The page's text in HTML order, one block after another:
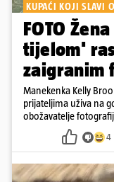
KUPAĆI KOJI SLAVI
FOTO
tijelom'
zaigranim
Manekenka Kelly
prijateljima uživa na
obožavatelje
4